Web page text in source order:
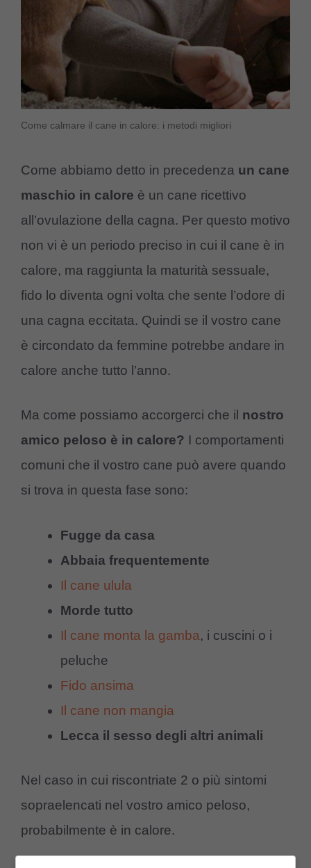
Come calmare il cane in calore: i metodi migliori
Come abbiamo detto in precedenza un cane
maschio in calore è un cane ricettivo
all’ovulazione della cagna. Per questo motivo
non vi è un periodo preciso in cui il cane è in
calore, ma raggiunta la maturità sessuale,
fido lo diventa ogni volta che sente l’odore di
una cagna eccitata. Quindi se il vostro cane
è circondato da femmine potrebbe andare in
calore anche tutto l’anno.
Ma come possiamo accorgerci che il nostro
amico peloso è in calore? I comportamenti
comuni che il vostro cane può avere quando
si trova in questa fase sono:
Fugge da casa
Abbaia frequentemente
Il cane ulula
Morde tutto
Il cane monta la gamba, i cuscini o i
peluche
Fido ansima
Il cane non mangia
Lecca il sesso degli altri animali
Nel caso in cui riscontriate 2 o più sintomi
sopraelencati nel vostro amico peloso,
probabilmente è in calore.